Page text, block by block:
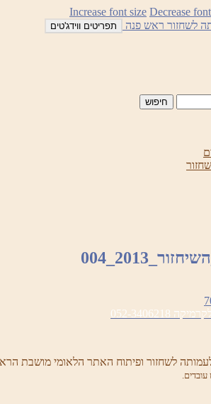
Increase font size Decrease
תפריטים ווידג'טים
3406218
לשחזור ופיתוח האתר הלאומי מושבת